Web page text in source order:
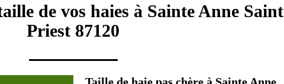
de vos haies à Sainte Anne Saint
Priest 87120